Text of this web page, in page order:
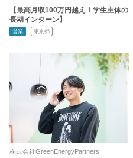
【最高月収100万円越え！学生主体の
長期インターン】
営業 東京都
株式会社GreenEnergyPartners